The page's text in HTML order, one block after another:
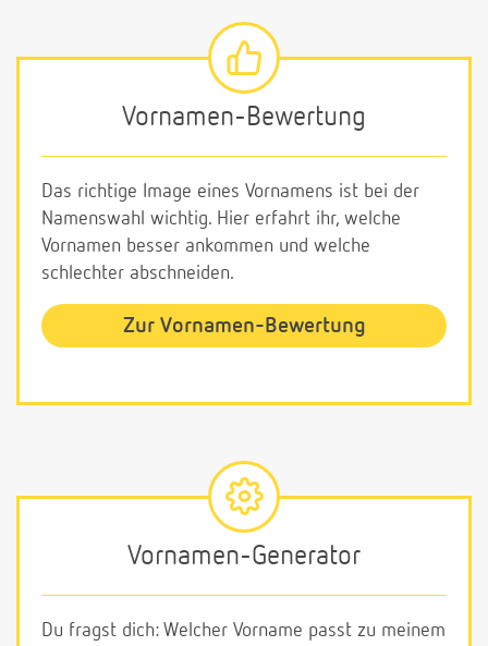
Vornamen-Bewertung
Das richtige Image eines Vornamens ist bei der
Namenswahl wichtig. Hier erfahrt ihr, welche
Vornamen besser ankommen und welche
schlechter abschneiden.
Zur Vornamen-Bewertung
Vornamen-Generator
Du fragst dich: Welcher Vorname passt zu meinem